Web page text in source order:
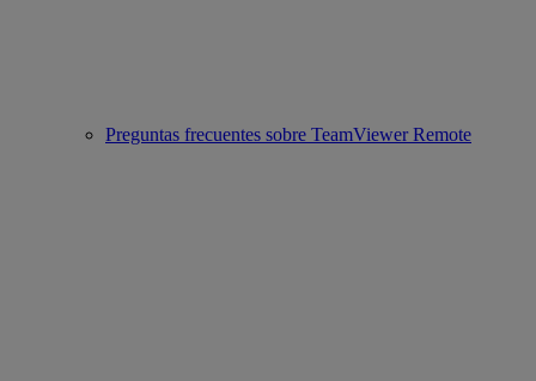
Preguntas frecuentes sobre TeamViewer Remote